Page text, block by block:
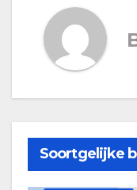
Soortgelijke